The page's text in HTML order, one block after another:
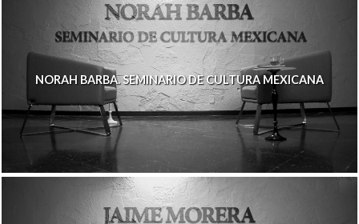
NORAH BARBA. SEMINARIO DE CULTURA MEXICANA